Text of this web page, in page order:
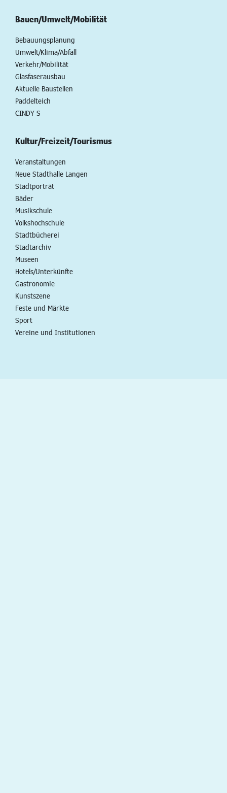
Bauen/Umwelt/Mobilität
Bebauungsplanung
Umwelt/Klima/Abfall
Verkehr/Mobilität
Glasfaserausbau
Aktuelle Baustellen
Paddelteich
CINDY S
Kultur/Freizeit/Tourismus
Veranstaltungen
Neue Stadthalle Langen
Stadtporträt
Bäder
Musikschule
Volkshochschule
Stadtbücherei
Stadtarchiv
Museen
Hotels/Unterkünfte
Gastronomie
Kunstszene
Feste und Märkte
Sport
Vereine und Institutionen